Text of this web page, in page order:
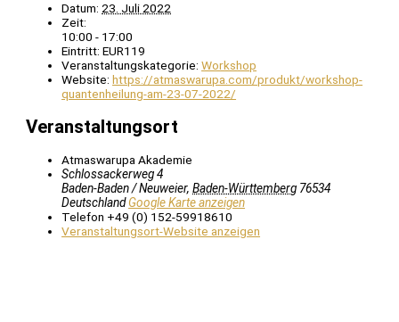
Datum: 23. Juli 2022
Zeit:
10:00 - 17:00
Eintritt: EUR119
Veranstaltungskategorie: Workshop
Website: https://atmaswarupa.com/produkt/workshop-
quantenheilung-am-23-07-2022/
Veranstaltungsort
Atmaswarupa Akademie
Schlossackerweg 4
Baden-Baden / Neuweier, Baden-Württemberg 76534
DeutschlandGoogle Karte anzeigen
Telefon +49 (0) 152-59918610
Veranstaltungsort-Website anzeigen